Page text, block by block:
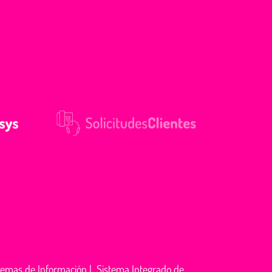
de Información | Sistema Integrado de